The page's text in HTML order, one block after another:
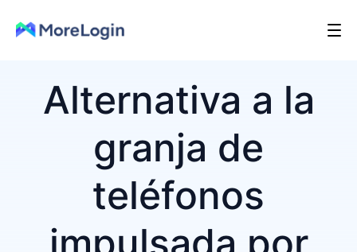
Alternativa a la
granja de
teléfonos